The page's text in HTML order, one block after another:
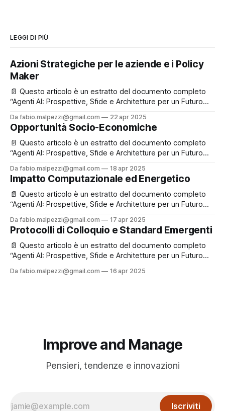
LEGGI DI PIÙ
Azioni Strategiche per le aziende e i Policy
Maker
📄 Questo articolo è un estratto del documento completo
“Agenti AI: Prospettive, Sfide e Architetture per un Futuro
liberamente in fondo alla pagina. ✉️ Se ti va, registrati
gratuitamente: così potremo rimanere in contatto e
aggiornarti su nuovi contenuti e iniziative! Ultimo articolo
della
Da fabio.malpezzi@gmail.com 22 apr 2025
Opportunità Socio-Economiche
📄 Questo articolo è un estratto del documento completo
“Agenti AI: Prospettive, Sfide e Architetture per un Futuro
liberamente in fondo alla pagina. ✉️ Se ti va, registrati
gratuitamente: così potremo rimanere in contatto e
aggiornarti su nuovi contenuti e iniziative! Applicazioni
chiave nei
Da fabio.malpezzi@gmail.com 18 apr 2025
Impatto Computazionale ed Energetico
📄 Questo articolo è un estratto del documento completo
“Agenti AI: Prospettive, Sfide e Architetture per un Futuro
liberamente in fondo alla pagina. ✉️ Se ti va, registrati
gratuitamente: così potremo rimanere in contatto e
aggiornarti su nuovi contenuti e iniziative! L’altro lato
Da fabio.malpezzi@gmail.com 17 apr 2025
Protocolli di Colloquio e Standard Emergenti
📄 Questo articolo è un estratto del documento completo
“Agenti AI: Prospettive, Sfide e Architetture per un Futuro
liberamente in fondo alla pagina. ✉️ Se ti va, registrati
Da fabio.malpezzi@gmail.com 16 apr 2025
Improve and Manage
Pensieri, tendenze e innovazioni
Iscriviti